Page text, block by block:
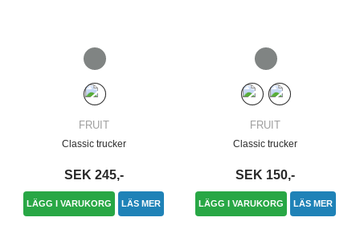
FRUIT
Classic trucker
SEK 245,-
LÄGG I VARUKORG LÄS MER
FRUIT
Classic trucker
SEK 150,-
LÄGG I VARUKORG LÄS MER